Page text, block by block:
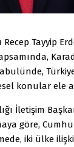
Tayyip
konular ele
İletişim
göre,
iki ülke